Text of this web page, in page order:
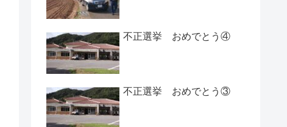
不正選挙 おめでとう④
不正選挙 おめでとう③